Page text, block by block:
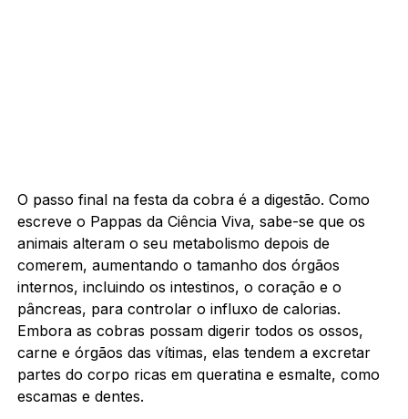
O passo final na festa da cobra é a digestão. Como
escreve o Pappas da Ciência Viva, sabe-se que os
animais alteram o seu metabolismo depois de
comerem, aumentando o tamanho dos órgãos
internos, incluindo os intestinos, o coração e o
pâncreas, para controlar o influxo de calorias.
Embora as cobras possam digerir todos os ossos,
carne e órgãos das vítimas, elas tendem a excretar
partes do corpo ricas em queratina e esmalte, como
escamas e dentes.